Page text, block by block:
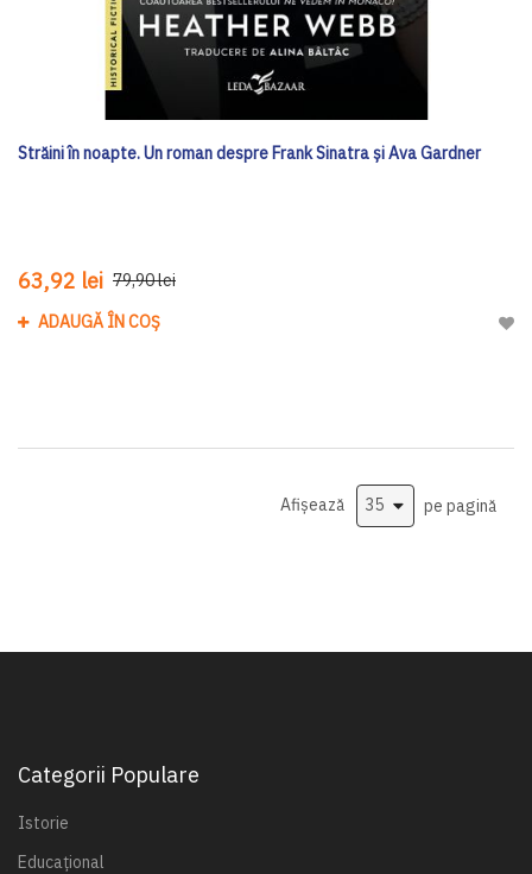
Străini în noapte. Un roman despre Frank Sinatra și Ava Gardner
63,92 lei 79,90 lei
ADAUGĂ ÎN COȘ
Afișează pe pagină
Categorii Populare
Istorie
Educațional